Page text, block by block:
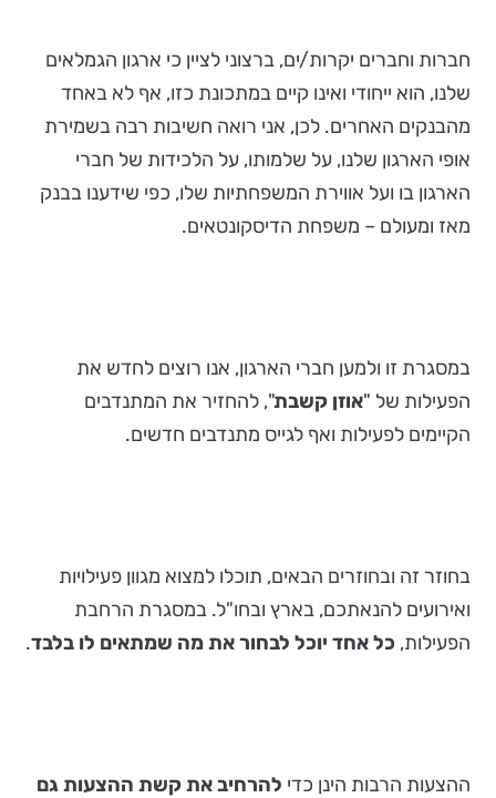
חברות וחברים יקרות/ים, ברצוני לציין כי ארגון הגמלאים
שלנו, הוא ייחודי ואינו קיים במתכונת כזו, אף לא באחד
מהבנקים האחרים. לכן, אני רואה חשיבות רבה בשמירת
אופי הארגון שלנו, על שלמותו, על הלכידות של חברי
הארגון בו ועל אווירת המשפחתיות שלו, כפי שידענו בבנק
מאז ומעולם – משפחת הדיסקונטאים.
במסגרת זו ולמען חברי הארגון, אנו רוצים לחדש את
הפעילות של "אוזן קשבת", להחזיר את המתנדבים
הקיימים לפעילות ואף לגייס מתנדבים חדשים.
בחוזר זה ובחוזרים הבאים, תוכלו למצוא מגוון פעילויות
ואירועים להנאתכם, בארץ ובחו"ל. במסגרת הרחבת
הפעילות, כל אחד יוכל לבחור את מה שמתאים לו בלבד.
ההצעות הרבות הינן כדי להרחיב את קשת ההצעות גם